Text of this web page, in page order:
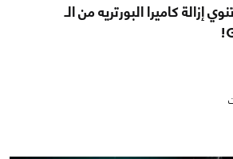
كاميرا البورتريه من الـ